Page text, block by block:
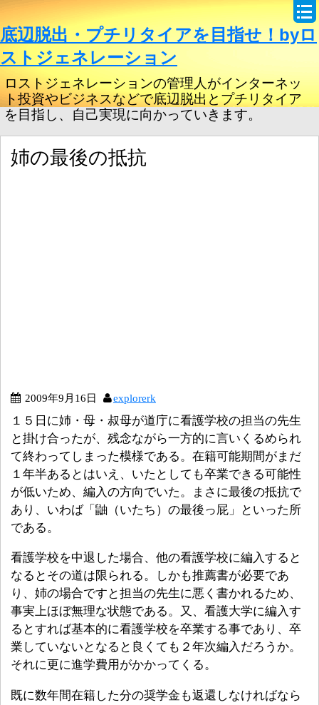
底辺脱出・プチリタイアを目指せ！byロ
ストジェネレーション
ロストジェネレーションの管理人がインターネッ
ト投資やビジネスなどで底辺脱出とプチリタイア
を目指し、自己実現に向かっていきます。
姉の最後の抵抗
2009年9月16日 explorerk
１５日に姉・母・叔母が道庁に看護学校の担当の先生
と掛け合ったが、残念ながら一方的に言いくるめられ
て終わってしまった模様である。在籍可能期間がまだ
１年半あるとはいえ、いたとしても卒業できる可能性
が低いため、編入の方向でいた。まさに最後の抵抗で
あり、いわば「鼬（いたち）の最後っ屁」といった所
である。
看護学校を中退した場合、他の看護学校に編入すると
なるとその道は限られる。しかも推薦書が必要であ
り、姉の場合ですと担当の先生に悪く書かれるため、
事実上ほぼ無理な状態である。又、看護大学に編入す
るとすれば基本的に看護学校を卒業する事であり、卒
業していないとなると良くても２年次編入だろうか。
それに更に進学費用がかかってくる。
既に数年間在籍した分の奨学金も返還しなければなら